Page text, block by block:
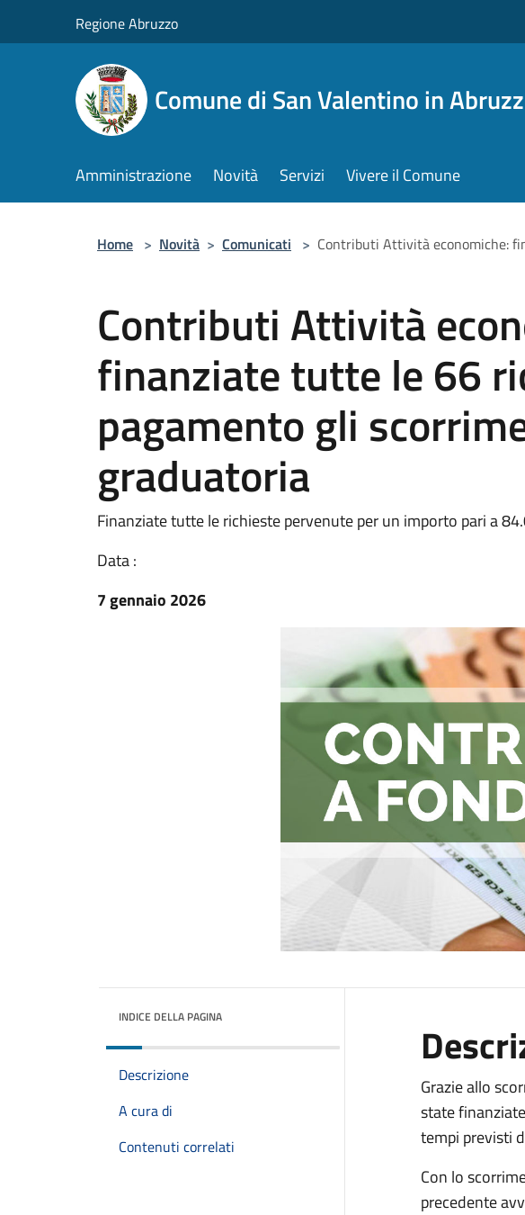
Regione Abruzzo
Comune di San Valentino in
Amministrazione Novità Servizi Vivere il Comune
Home > Novità > Comunicati > Contributi Attività economiche:
Contributi Attività
finanziate tutte le 66
pagamento gli
graduatoria
Finanziate tutte le richieste pervenute per un importo pari a
Data :
7 gennaio 2026
INDICE DELLA PAGINA
Descrizione
A cura di
Contenuti correlati
Grazie allo
state
tempi previsti
Con lo
precedente